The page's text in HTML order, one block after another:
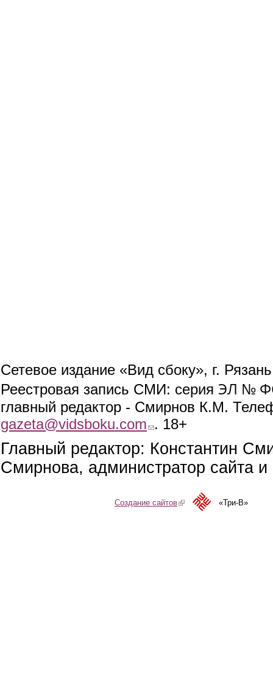
Сетевое издание «Вид сбоку», г.
Реестровая запись СМИ: серия ЭЛ №
главный редактор - Смирнов К.М.
gazeta@vidsboku.com (link sends e-mail)
. 18+
Главный редактор: Константин
Смирнова, администратор сайта
Создание сайтов(link is external)«Три-В»